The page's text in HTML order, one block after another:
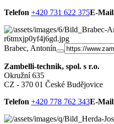
Telefon +420 731 622 375E-Mail
Brabec, Antonín
Zambelli-technik, spol. s r.o.
Okružní 635
CZ - 370 01 České Budějovice
Telefon +420 778 762 343E-Mail